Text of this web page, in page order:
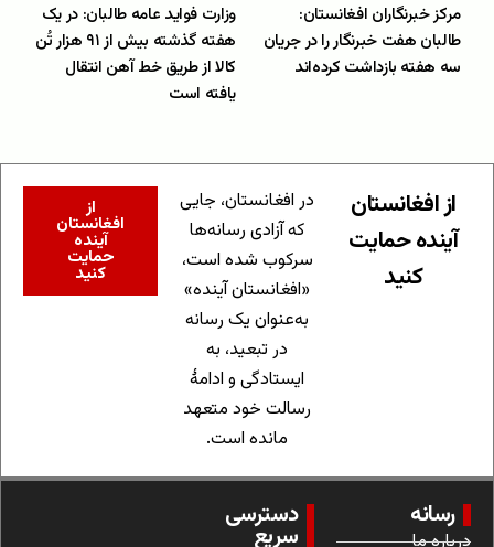
مرکز خبرنگاران افغانستان:
طالبان هفت خبرنگار را در جریان
سه هفته بازداشت کرده‌اند
وزارت فواید عامه طالبان: در یک
هفته گذشته بیش از ۹۱ هزار تُن
کالا از طریق خط‌ آهن انتقال
یافته است
از افغانستان
آینده حمایت
کنید
در افغانستان، جایی
که آزادی رسانه‌ها
سرکوب شده است،
«افغانستان آینده»
به‌عنوان یک رسانه
در تبعید، به
ایستادگی و ادامهٔ
رسالت خود متعهد
مانده است.
از
افغانستان
آینده
حمایت
کنید
رسانه دسترسی
سریع